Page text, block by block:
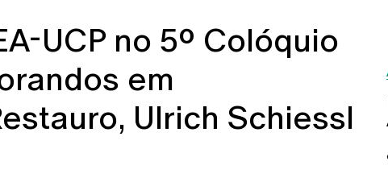
UCP no 5º Colóquio
em
Ulrich Schiessl